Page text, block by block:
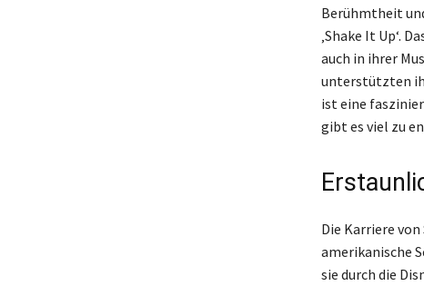
Berühmtheit
‚Shake It Up‘.
auch in ihrer
unterstützten
ist eine
gibt es viel zu
Die Karriere
amerikanische
sie durch die